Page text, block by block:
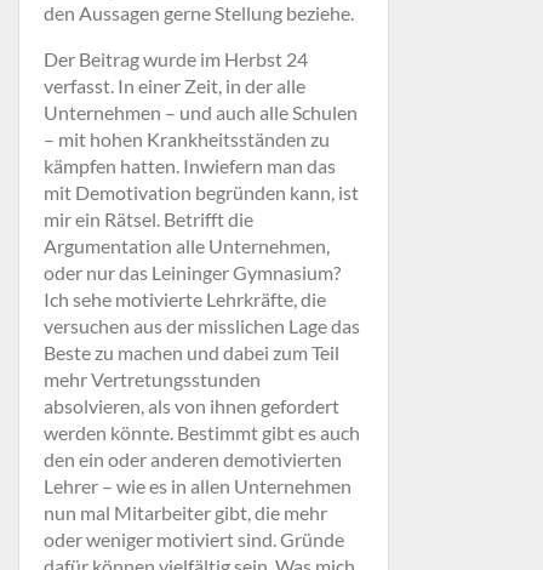
den Aussagen gerne Stellung beziehe.
Der Beitrag wurde im Herbst 24
verfasst. In einer Zeit, in der alle
Unternehmen – und auch alle Schulen
– mit hohen Krankheitsständen zu
kämpfen hatten. Inwiefern man das
mit Demotivation begründen kann, ist
mir ein Rätsel. Betrifft die
Argumentation alle Unternehmen,
oder nur das Leininger Gymnasium?
Ich sehe motivierte Lehrkräfte, die
versuchen aus der misslichen Lage das
Beste zu machen und dabei zum Teil
mehr Vertretungsstunden
absolvieren, als von ihnen gefordert
werden könnte. Bestimmt gibt es auch
den ein oder anderen demotivierten
Lehrer – wie es in allen Unternehmen
nun mal Mitarbeiter gibt, die mehr
oder weniger motiviert sind. Gründe